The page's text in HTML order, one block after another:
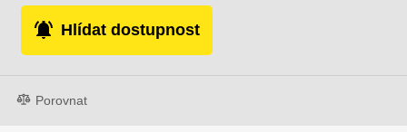
Hlídat dostupnost
Porovnat